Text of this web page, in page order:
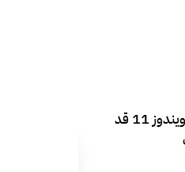
مايكروسوفت تعترف بخلل في ويندوز 11 قد